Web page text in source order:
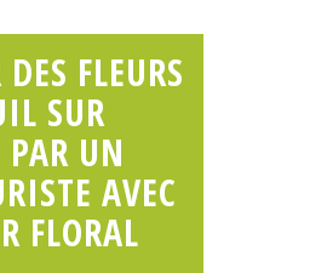
FLEURS
SUR
PAR UN
AVEC
FLORAL